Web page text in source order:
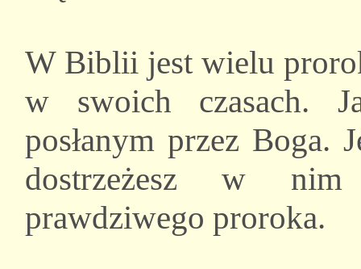
W Biblii jest wielu
w swoich czasach.
posłanym przez Boga.
dostrzeżesz w
prawdziwego proroka.